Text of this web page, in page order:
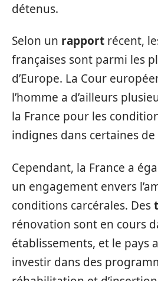
détenus.
Selon un rapport récent,
françaises sont parmi les
d’Europe. La Cour
l’homme a d’ailleurs
la France pour les
indignes dans certaines de
Cependant, la France a
un engagement envers
conditions carcérales. Des
rénovation sont en cours
établissements, et le pays
investir dans des